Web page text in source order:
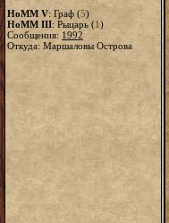
HoMM V: Граф (5)
HoMM III: Рыцарь (1)
Сообщения: 1992
Откуда: Маршаловы Острова